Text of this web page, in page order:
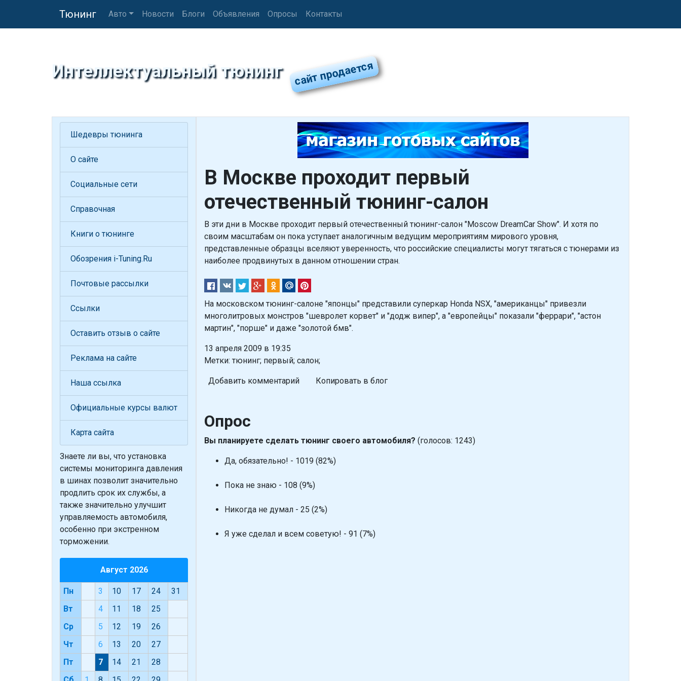
Тюнинг Авто Новости Блоги Объявления Опросы Контакты
Интеллектуальный тюнинг
В Москве проходит первый
отечественный тюнинг-салон
В эти дни в Москве проходит первый отечественный тюнинг-салон "Moscow DreamCar Show". И хотя по
своим масштабам он пока уступает аналогичным ведущим мероприятиям мирового уровня,
представленные образцы вселяют уверенность, что российские специалисты могут тягаться с тюнерами из
наиболее продвинутых в данном отношении стран.
На московском тюнинг-салоне "японцы" представили суперкар Honda NSX, "американцы" привезли
многолитровых монстров "шевролет корвет" и "додж випер", а "европейцы" показали "феррари", "астон
мартин", "порше" и даже "золотой бмв".
13 апреля 2009 в 19:35
Метки: тюнинг; первый; салон;
Добавить комментарий Копировать в блог
Опрос
Вы планируете сделать тюнинг своего автомобиля? (голосов: 1243)
Да, обязательно! - 1019 (82%)
Пока не знаю - 108 (9%)
Никогда не думал - 25 (2%)
Я уже сделал и всем советую! - 91 (7%)
Шедевры тюнинга
О сайте
Социальные сети
Справочная
Книги о тюнинге
Обозрения i-Tuning.Ru
Почтовые рассылки
Ссылки
Оставить отзыв о сайте
Реклама на сайте
Наша ссылка
Официальные курсы валют
Карта сайта
Знаете ли вы, что установка
системы мониторинга давления
в шинах позволит значительно
продлить срок их службы, а
также значительно улучшит
управляемость автомобиля,
особенно при экстренном
торможении.
Август 2026
Пн 3 10 17 24
31
Вт
4 11 18
25
Ср
5 12 19
26
Чт
6 13 20
27
Пт
7 14 21
28